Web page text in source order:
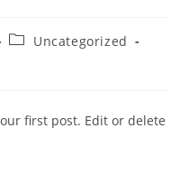
Beitrags-
Uncategorized
first post. Edit or delete